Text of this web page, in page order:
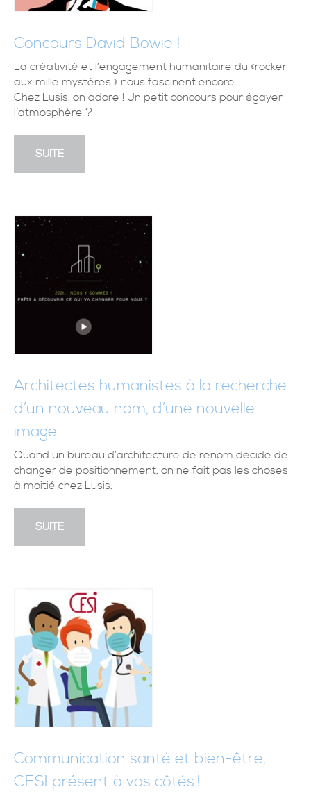
Concours David Bowie !
La créativité et l’engagement humanitaire du «rocker
aux mille mystères » nous fascinent encore …
Chez Lusis, on adore ! Un petit concours pour égayer
l’atmosphère ?
SUITE
Architectes humanistes à la recherche
d’un nouveau nom, d’une nouvelle
image
Quand un bureau d’architecture de renom décide de
changer de positionnement, on ne fait pas les choses
à moitié chez Lusis.
SUITE
Communication santé et bien-être,
CESI présent à vos côtés !